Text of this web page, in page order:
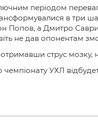
періодом
в три
Попов, а Дмитро
не дав опонентам
отримавши струс
УХЛ